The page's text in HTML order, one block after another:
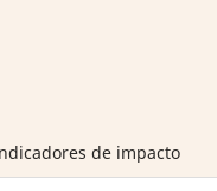
de impacto